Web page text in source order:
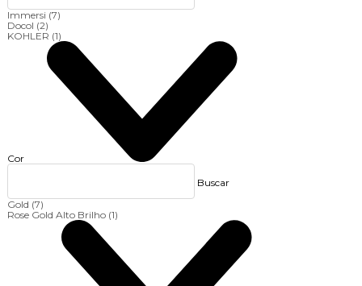
Immersi (7)
Docol (2)
KOHLER (1)
Cor
Buscar
Gold (7)
Rose Gold Alto Brilho (1)